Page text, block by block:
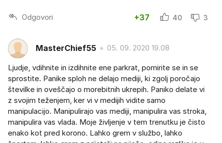
Odgovori +37 40 3
MasterChief55 05. 09. 2020 19.08
Ljudje, vdihnite in izdihnite ene parkrat, pomirite se in se
sprostite. Panike sploh ne delajo mediji, ki zgolj poročajo
številke in oveščajo o morebitnih ukrepih. Paniko delate vi
z svojim teženjem, ker vi v medijih vidite samo
manipulacijo. Manipulirajo vas mediji, manipulira vas stroka,
manipulira vas vlada. Moje življenje v tem trenutku je čisto
enako kot pred korono. Lahko grem v službo, lahko